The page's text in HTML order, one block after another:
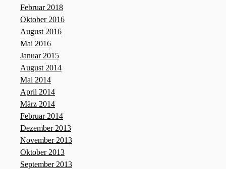
Februar 2018
Oktober 2016
August 2016
Mai 2016
Januar 2015
August 2014
Mai 2014
April 2014
März 2014
Februar 2014
Dezember 2013
November 2013
Oktober 2013
September 2013